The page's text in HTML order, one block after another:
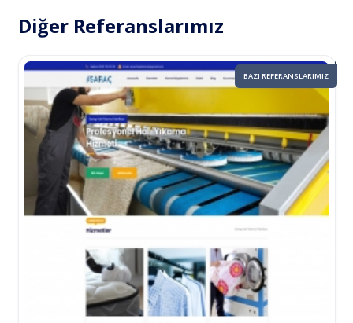
Diğer Referanslarımız
BAZI REFERANSLARIMIZ